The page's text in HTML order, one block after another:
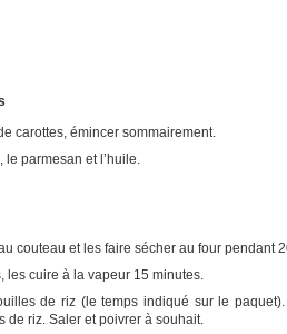
carottes, émincer sommairement.
parmesan et l’huile.
couteau et les faire sécher au four pendant
les cuire à la vapeur 15 minutes.
de riz (le temps indiqué sur le
de riz. Saler et poivrer à souhait.